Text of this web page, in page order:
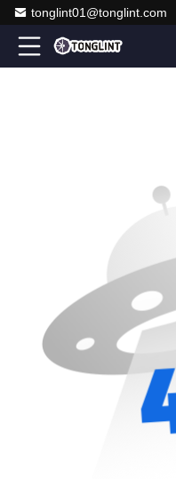
tonglint01@tonglint.com